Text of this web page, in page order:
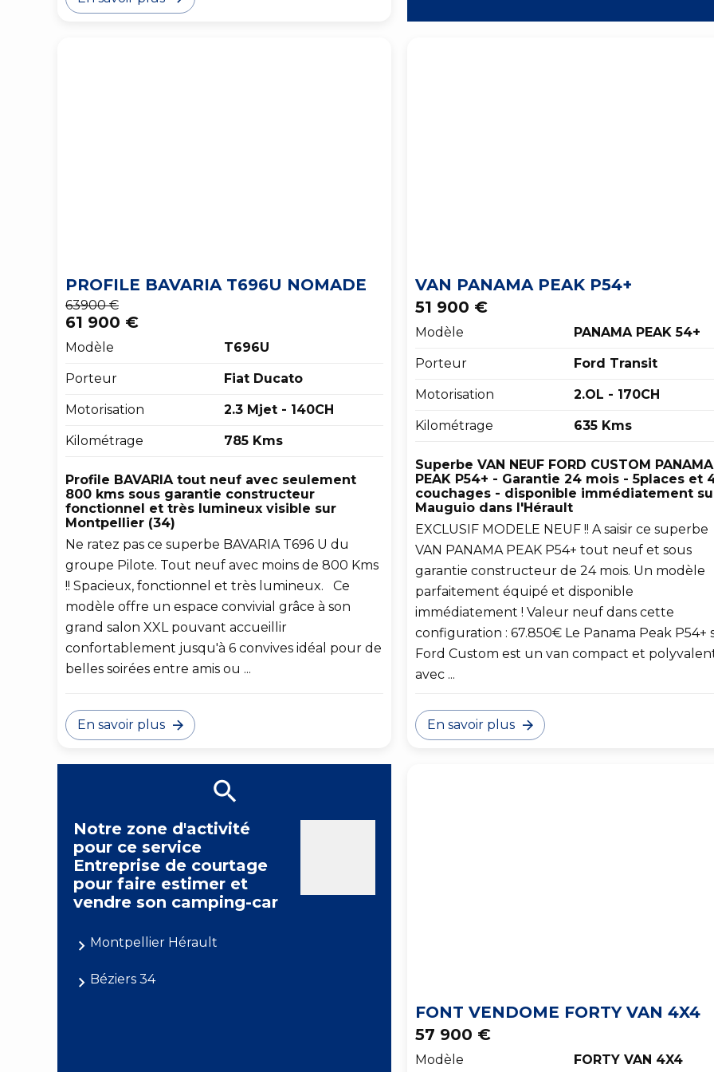
PROFILE BAVARIA T696U NOMADE
63900 €
61 900 €
Modèle T696U
Porteur Fiat Ducato
Motorisation 2.3 Mjet - 140CH
Kilométrage 785 Kms
Profile BAVARIA tout neuf avec seulement
800 kms sous garantie constructeur
fonctionnel et très lumineux visible sur
Montpellier (34)
Ne ratez pas ce superbe BAVARIA T696 U du
groupe Pilote. Tout neuf avec moins de 800 Kms
!! Spacieux, fonctionnel et très lumineux. Ce
modèle offre un espace convivial grâce à son
grand salon XXL pouvant accueillir
confortablement jusqu'à 6 convives idéal pour de
belles soirées entre amis ou ...
En savoir plus
VAN PANAMA PEAK P54+
51 900 €
Modèle PANAMA PEAK 54+
Porteur Ford Transit
Motorisation 2.OL - 170CH
Kilométrage 635 Kms
Superbe VAN NEUF FORD CUSTOM PANAMA
PEAK P54+ - Garantie 24 mois - 5places et
couchages - disponible immédiatement
Mauguio dans l'Hérault
EXCLUSIF MODELE NEUF !! A saisir ce superbe
VAN PANAMA PEAK P54+ tout neuf et sous
garantie constructeur de 24 mois. Un modèle
parfaitement équipé et disponible
immédiatement ! Valeur neuf dans cette
configuration : 67.850€ Le Panama Peak P54+
Ford Custom est un van compact et
avec ...
En savoir plus
Notre zone d'activité
pour ce service
Entreprise de courtage
pour faire estimer et
vendre son camping-car
Montpellier Hérault
Béziers 34
FONT VENDOME FORTY VAN 4X4
57 900 €
Modèle FORTY VAN 4X4